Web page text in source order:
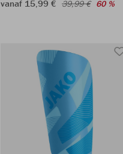
vanaf 15,99 € 39,99 € 60 %